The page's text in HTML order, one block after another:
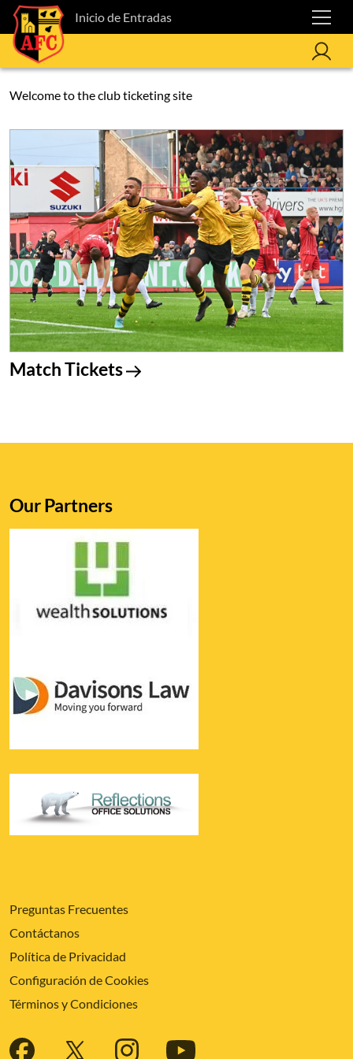
Inicio de Entradas
Welcome to the club ticketing site
Match Tickets
Preguntas Frecuentes
Contáctanos
Política de Privacidad
Configuración de Cookies
Términos y Condiciones
Our Partners